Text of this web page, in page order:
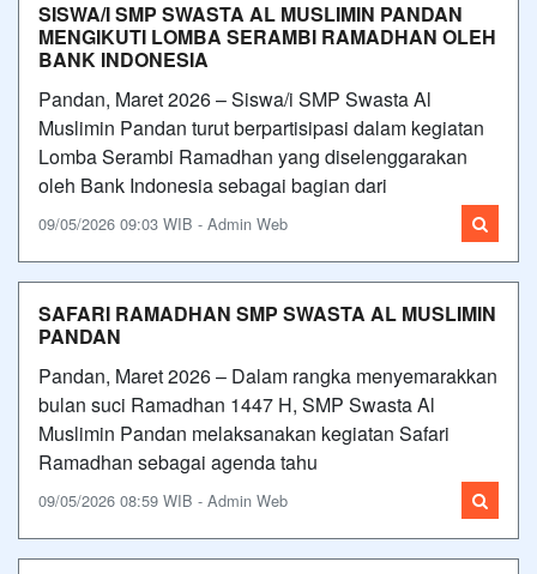
SISWA/I SMP SWASTA AL MUSLIMIN PANDAN
MENGIKUTI LOMBA SERAMBI RAMADHAN OLEH
BANK INDONESIA
Pandan, Maret 2026 – Siswa/i SMP Swasta Al
Muslimin Pandan turut berpartisipasi dalam kegiatan
Lomba Serambi Ramadhan yang diselenggarakan
oleh Bank Indonesia sebagai bagian dari
09/05/2026 09:03 WIB - Admin Web
SAFARI RAMADHAN SMP SWASTA AL MUSLIMIN
PANDAN
Pandan, Maret 2026 – Dalam rangka menyemarakkan
bulan suci Ramadhan 1447 H, SMP Swasta Al
Muslimin Pandan melaksanakan kegiatan Safari
Ramadhan sebagai agenda tahu
09/05/2026 08:59 WIB - Admin Web